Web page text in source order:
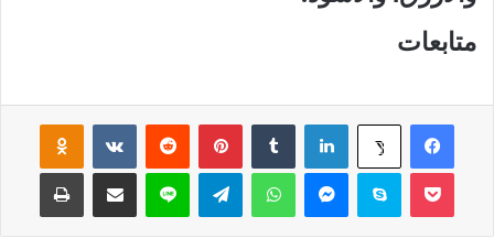
متابعات
فيسبوك ‫X لينكدإن بينتيريست
سكايب واتساب لاين